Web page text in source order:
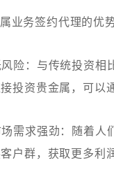
业务签约代理的优
险：与传统投资相
投资贵金属，可以
需求强劲：随着人
户群，获取更多利润